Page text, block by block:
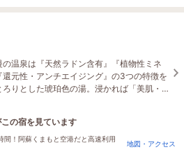
の温泉は『天然ラドン含有』『植物性ミネ
還元性・アンチエイジング』の3つの特徴を
りとした琥珀色の湯。浸かれば「美肌・
湯」飲めば「健康増進」に良いと言われて
の宿を見ています
に予約されました
間！阿蘇くまもと空港だと高速利用
地図・アクセス